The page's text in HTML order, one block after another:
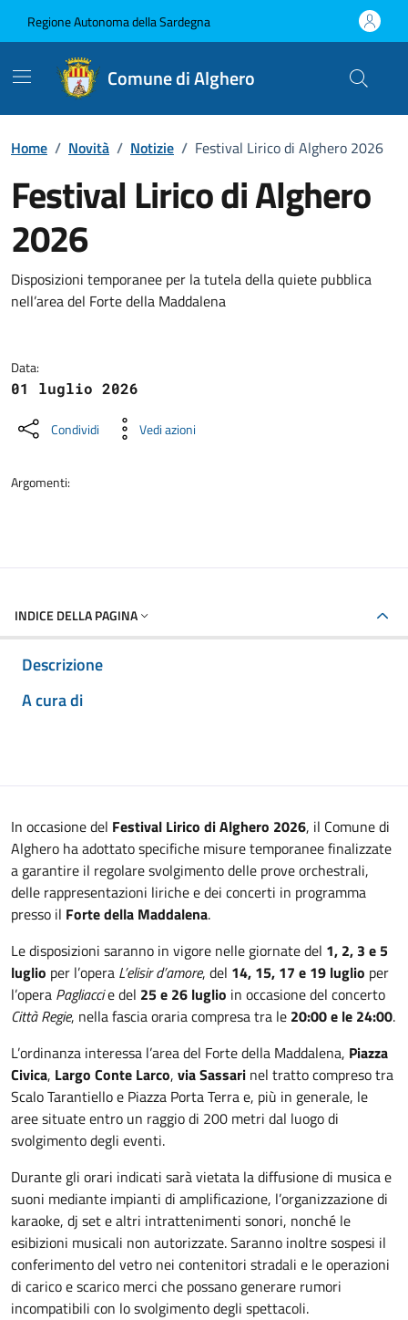
Regione Autonoma della Sardegna
Comune di Alghero
Home / Novità / Notizie / Festival Lirico di Alghero 2026
Festival Lirico di Alghero
2026
Dettagli della notizia
Disposizioni temporanee per la tutela della quiete pubblica
nell’area del Forte della Maddalena
Data:
01 luglio 2026
Condividi Vedi azioni
Argomenti:
INDICE DELLA PAGINA
Descrizione
A cura di
In occasione del Festival Lirico di Alghero 2026, il Comune di
Alghero ha adottato specifiche misure temporanee finalizzate
a garantire il regolare svolgimento delle prove orchestrali,
delle rappresentazioni liriche e dei concerti in programma
presso il Forte della Maddalena.
Le disposizioni saranno in vigore nelle giornate del 1, 2, 3 e 5
luglio per l’opera L’elisir d’amore, del 14, 15, 17 e 19 luglio per
l’opera Pagliaccie del 25 e 26 luglio in occasione del concerto
Città Regie, nella fascia oraria compresa tra le 20:00 e le 24:00.
L’ordinanza interessa l’area del Forte della Maddalena, Piazza
Civica, Largo Conte Larco, via Sassari nel tratto compreso tra
Scalo Tarantiello e Piazza Porta Terra e, più in generale, le
aree situate entro un raggio di 200 metri dal luogo di
svolgimento degli eventi.
Durante gli orari indicati sarà vietata la diffusione di musica e
suoni mediante impianti di amplificazione, l’organizzazione di
karaoke, dj set e altri intrattenimenti sonori, nonché le
esibizioni musicali non autorizzate. Saranno inoltre sospesi il
conferimento del vetro nei contenitori stradali e le operazioni
di carico e scarico merci che possano generare rumori
incompatibili con lo svolgimento degli spettacoli.